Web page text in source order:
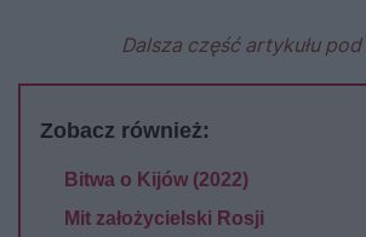
Dalsza część artykułu
Zobacz również:
Bitwa o Kijów (2022)
Mit założycielski Rosji